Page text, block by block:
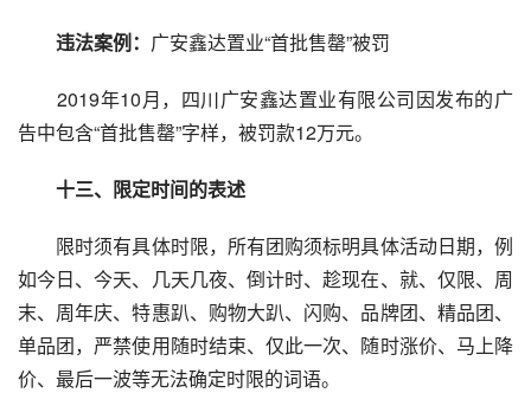
违法案例： 广安鑫达置业“首批售罄”被罚
2019年10月，四川广安鑫达置业有限公司因发布的广
告中包含“首批售罄”字样，被罚款12万元。
十三、限定时间的表述
限时须有具体时限，所有团购须标明具体活动日期，例
如今日、今天、几天几夜、倒计时、趁现在、就、仅限、周
末、周年庆、特惠趴、购物大趴、闪购、品牌团、精品团、
单品团，严禁使用随时结束、仅此一次、随时涨价、马上降
价、最后一波等无法确定时限的词语。